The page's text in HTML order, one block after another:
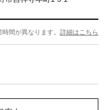
間が異なります。 詳細はこちら